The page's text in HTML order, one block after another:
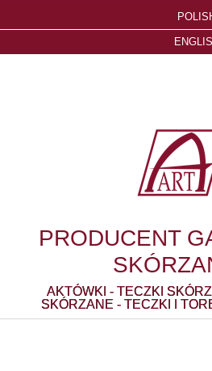
PRODUCENT
AKTÓWKI - TECZKI
SKÓRZANE - TECZKI I